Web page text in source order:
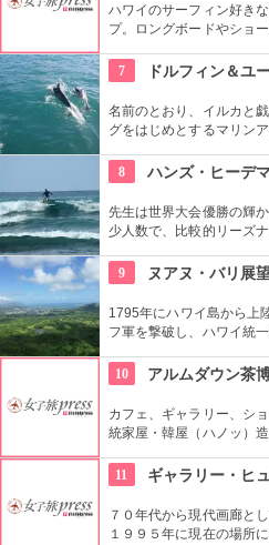
ハワイのサーフィン好き
プ。ロングボードやショ
や保管も行っています。
7 ドルフィン＆ユ
名前のとおり、イルカと
グをはじめとするマリン
いそう。バーベキューや
てなしも。
8 ハンズ・ヒーデ
先生は世界大会優勝の輝
少人数で、比較的リーズ
心者の方も基本動作から
9 ヌアヌ・バリ展
1795年にハワイ島から上
フ軍を撃破し、ハワイ統
から広がる絶景は感動モ
10 アルムダウン茶
カフェ、ギャラリー、シ
統家屋・韓屋（ハノッ）
び、優雅な気分でお茶を
ので、カフェでお茶を飲
11 ギャラリー・ヒ
７０年代から現代画廊と
１９９５年に現在の場所